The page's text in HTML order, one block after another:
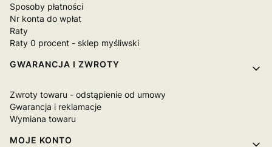
Sposoby płatności
Nr konta do wpłat
Raty
Raty 0 procent - sklep myśliwski
GWARANCJA I ZWROTY
Zwroty towaru - odstąpienie od umowy
Gwarancja i reklamacje
Wymiana towaru
MOJE KONTO